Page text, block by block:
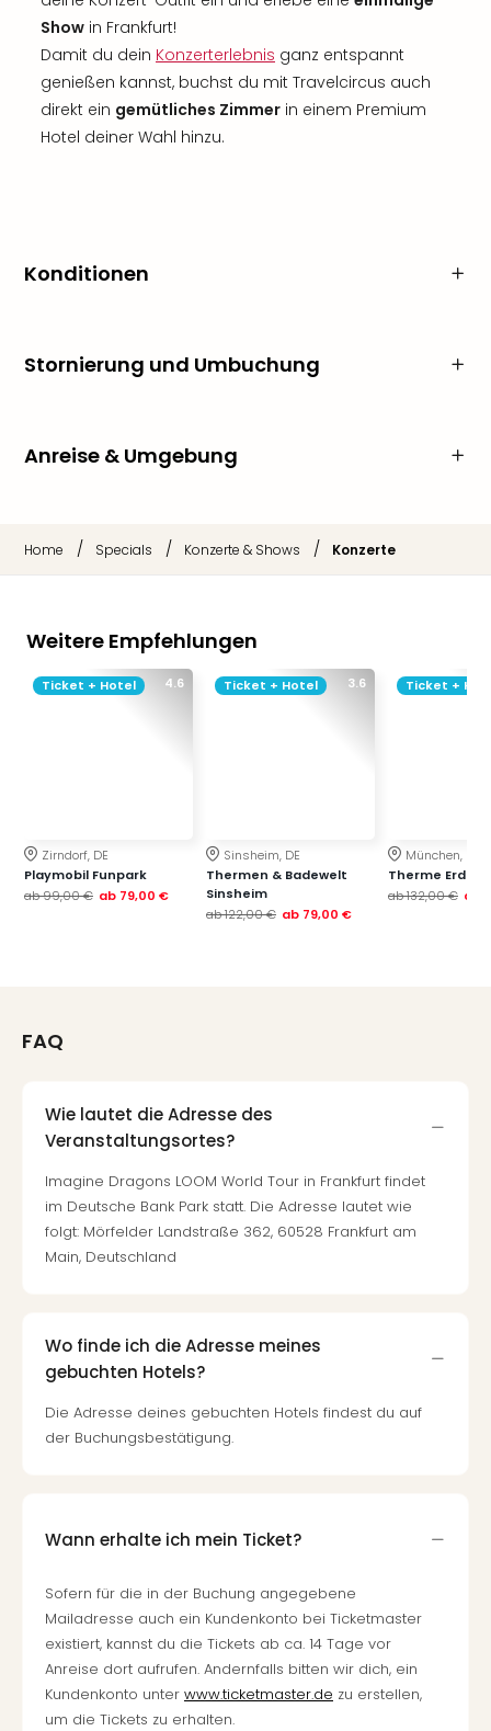
Show in Frankfurt!
Damit du dein Konzerterlebnis ganz entspannt
genießen kannst, buchst du mit Travelcircus auch
direkt ein gemütliches Zimmer in einem Premium
Hotel deiner Wahl hinzu.
Konditionen
Stornierung und Umbuchung
Anreise & Umgebung
Home / Specials / Konzerte & Shows / Konzerte
Weitere Empfehlungen
4.6
Ticket + Hotel
Zirndorf, DE
Playmobil Funpark
ab99,00 € ab 79,00 €
3.6
Ticket + Hotel
Sinsheim, DE
Thermen & Badewelt
Sinsheim
ab122,00 € ab 79,00 €
Ticket +
München, DE
Therme Erding
ab132,00 € ab
FAQ
Wie lautet die Adresse des
Veranstaltungsortes?
Imagine Dragons LOOM World Tour in Frankfurt findet
im Deutsche Bank Park statt. Die Adresse lautet wie
folgt: Mörfelder Landstraße 362, 60528 Frankfurt am
Main, Deutschland
Wo finde ich die Adresse meines
gebuchten Hotels?
Die Adresse deines gebuchten Hotels findest du auf
der Buchungsbestätigung.
Wann erhalte ich mein Ticket?
Sofern für die in der Buchung angegebene
Mailadresse auch ein Kundenkonto bei Ticketmaster
existiert, kannst du die Tickets ab ca. 14 Tage vor
Anreise dort aufrufen. Andernfalls bitten wir dich, ein
Kundenkonto unter www.ticketmaster.de zu erstellen,
um die Tickets zu erhalten.